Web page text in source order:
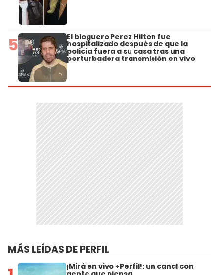
5 El bloguero Perez Hilton fue
hospitalizado después de que la
policía fuera a su casa tras una
perturbadora transmisión en vivo
MÁS LEÍDAS DE PERFIL
¡Mirá en vivo +Perfil!: un canal con